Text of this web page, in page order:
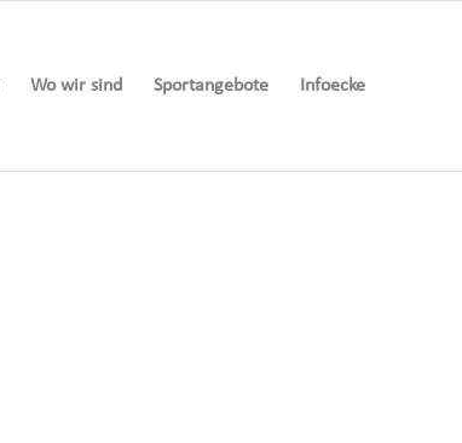
Wo wir sind Sportangebote Infoecke